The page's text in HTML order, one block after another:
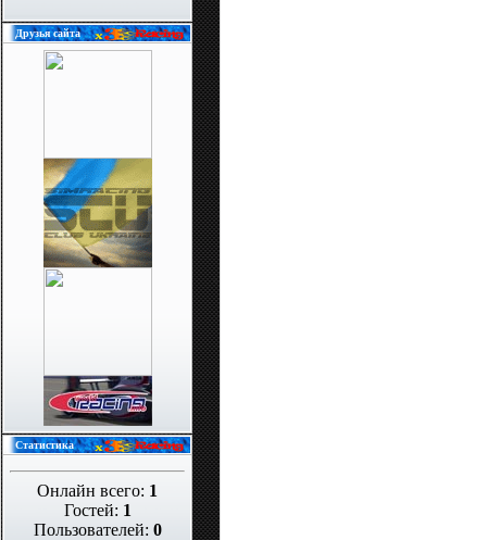
Друзья сайта
Статистика
Онлайн всего: 1
Гостей: 1
Пользователей: 0